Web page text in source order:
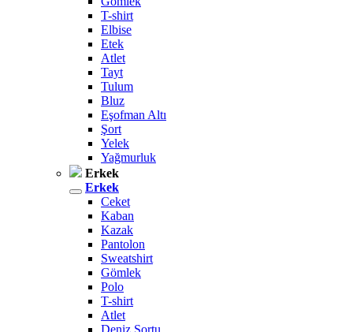
T-shirt
Elbise
Etek
Atlet
Tayt
Tulum
Bluz
Eşofman Altı
Şort
Yelek
Yağmurluk
Erkek
Erkek
Ceket
Kaban
Kazak
Pantolon
Sweatshirt
Gömlek
Polo
T-shirt
Atlet
Deniz Şortu